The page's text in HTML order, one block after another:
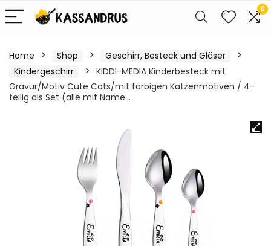
0
Home Shop
Geschirr, Besteck und Gläser
Kindergeschirr
KIDDI-MEDIA Kinderbesteck mit
Gravur/Motiv Cute Cats/mit farbigen Katzenmotiven / 4-
teilig als Set (alle mit Name…